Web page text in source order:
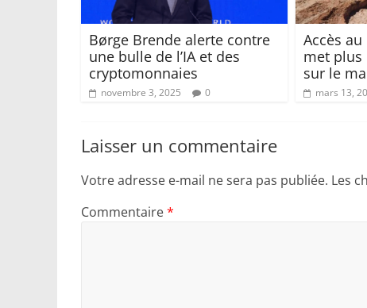
Børge Brende alerte contre
une bulle de l’IA et des
cryptomonnaies
novembre 3, 2025 0
Accès
met plus
sur le
mars 13,
Laisser un commentaire
Votre adresse e-mail ne sera pas publiée. Les
Commentaire*